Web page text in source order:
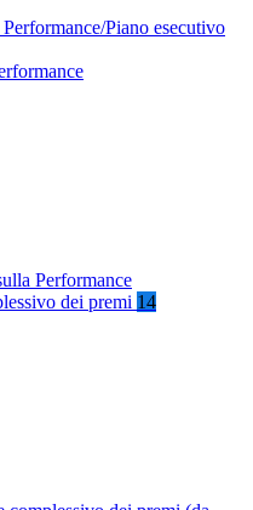
Piano esecutivo
Performance
dei premi 14